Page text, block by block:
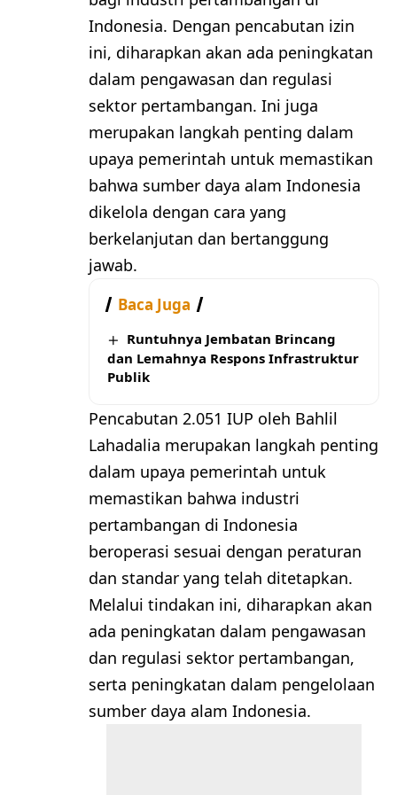
Indonesia. Dengan pencabutan izin
ini, diharapkan akan ada peningkatan
dalam pengawasan dan regulasi
sektor pertambangan. Ini juga
merupakan langkah penting dalam
upaya pemerintah untuk memastikan
bahwa sumber daya alam Indonesia
dikelola dengan cara yang
berkelanjutan dan bertanggung
jawab.
Baca Juga
Runtuhnya Jembatan Brincang
dan Lemahnya Respons Infrastruktur
Publik
Pencabutan 2.051 IUP oleh Bahlil
Lahadalia merupakan langkah penting
dalam upaya pemerintah untuk
memastikan bahwa industri
pertambangan di Indonesia
beroperasi sesuai dengan peraturan
dan standar yang telah ditetapkan.
Melalui tindakan ini, diharapkan akan
ada peningkatan dalam pengawasan
dan regulasi sektor pertambangan,
serta peningkatan dalam pengelolaan
sumber daya alam Indonesia.